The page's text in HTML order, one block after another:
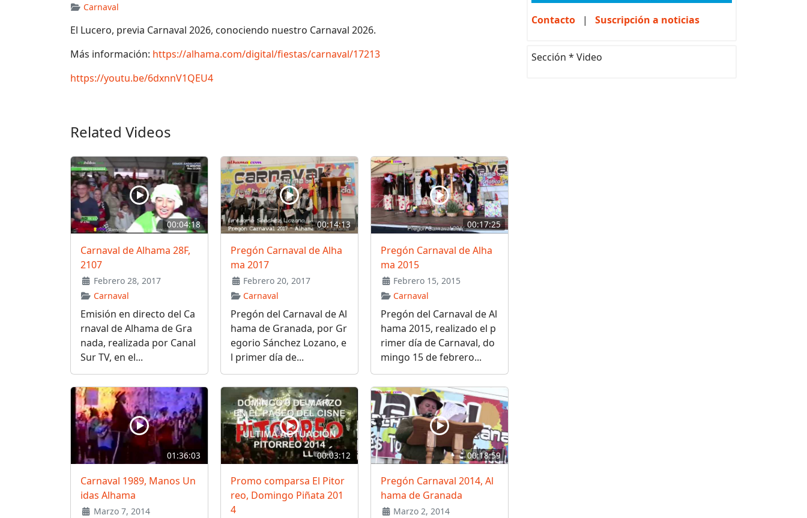
Carnaval
El Lucero, previa Carnaval 2026, conociendo nuestro Carnaval 2026.
Más información: https://alhama.com/digital/fiestas/carnaval/17213
https://youtu.be/6dxnnV1QEU4
Related Videos
00:04:18
Carnaval de Alhama 28F,
2107
Febrero 28, 2017
Carnaval
Emisión en directo del Ca
rnaval de Alhama de Gra
nada, realizada por Canal
Sur TV, en el...
00:14:13
Pregón Carnaval de Alha
ma 2017
Febrero 20, 2017
Carnaval
Pregón del Carnaval de Al
hama de Granada, por Gr
egorio Sánchez Lozano, e
l primer día de...
00:17:25
Pregón Carnaval de Alha
ma 2015
Febrero 15, 2015
Carnaval
Pregón del Carnaval de Al
hama 2015, realizado el p
rimer día de Carnaval, do
mingo 15 de febrero...
01:36:03
Carnaval 1989, Manos Un
idas Alhama
Marzo 7, 2014
00:03:12
Promo comparsa El Pitor
reo, Domingo Piñata 201
4
00:18:59
Pregón Carnaval 2014, Al
hama de Granada
Marzo 2, 2014
Contacto | Suscripción a noticias
Sección * Video